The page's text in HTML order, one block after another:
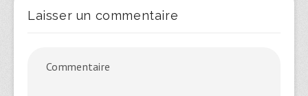
Laisser un commentaire